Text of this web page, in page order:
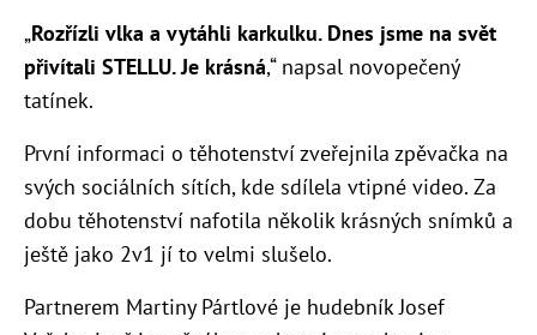
„Rozřízli vlka a vytáhli karkulku. Dnes jsme na svět
přivítali STELLU.Je krásná,“ napsal novopečený
tatínek.
První informaci o těhotenství zveřejnila zpěvačka na
svých sociálních sítích, kde sdílela vtipné video. Za
dobu těhotenství nafotila několik krásných snímků a
ještě jako 2v1 jí to velmi slušelo.
Partnerem Martiny Pártlové je hudebník Josef